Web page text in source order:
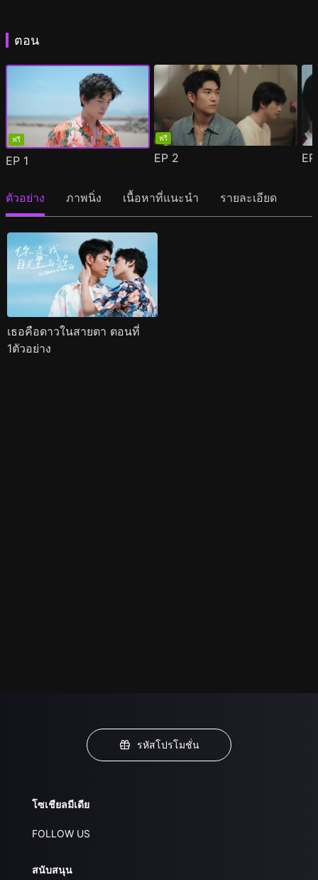
ตอน
ฟรี
EP 1
ฟรี
EP 2
ตัวอย่าง ภาพนิ่ง เนื้อหาที่แนะนำ รายละเอียด
เธอคือดาวในสายตา ตอนที่
1ตัวอย่าง
รหัสโปรโมชั่น
โซเชียลมีเดีย
FOLLOW US
สนับสนุน